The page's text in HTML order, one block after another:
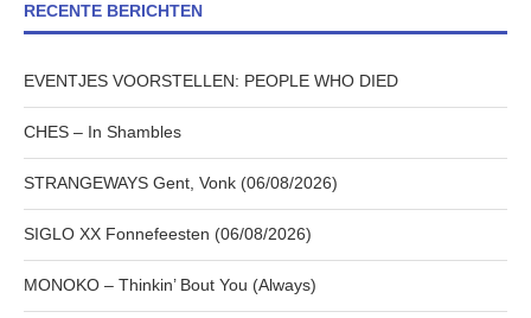
RECENTE BERICHTEN
EVENTJES VOORSTELLEN: PEOPLE WHO DIED
CHES – In Shambles
STRANGEWAYS Gent, Vonk (06/08/2026)
SIGLO XX Fonnefeesten (06/08/2026)
MONOKO – Thinkin’ Bout You (Always)